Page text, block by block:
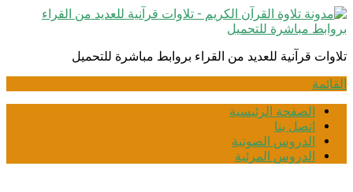
انتقل
إلى
تلاوات قرآنية للعديد من القراء بروابط مباشرة للتحميل
القائمة
الصفحة الرئيسية
اتصل بنا
الدروس الصوتية
الدروس المرئية